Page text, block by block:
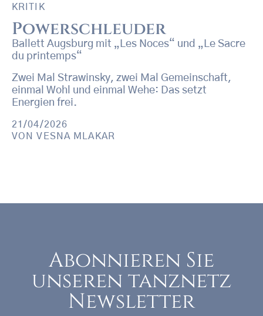
KRITIK
Powerschleuder
Ballett Augsburg mit „Les Noces“ und „Le Sacre
du printemps“
Zwei Mal Strawinsky, zwei Mal Gemeinschaft,
einmal Wohl und einmal Wehe: Das setzt
Energien frei.
21/04/2026
VONVESNA MLAKAR
Abonnieren Sie
unseren tanznetz
Newsletter